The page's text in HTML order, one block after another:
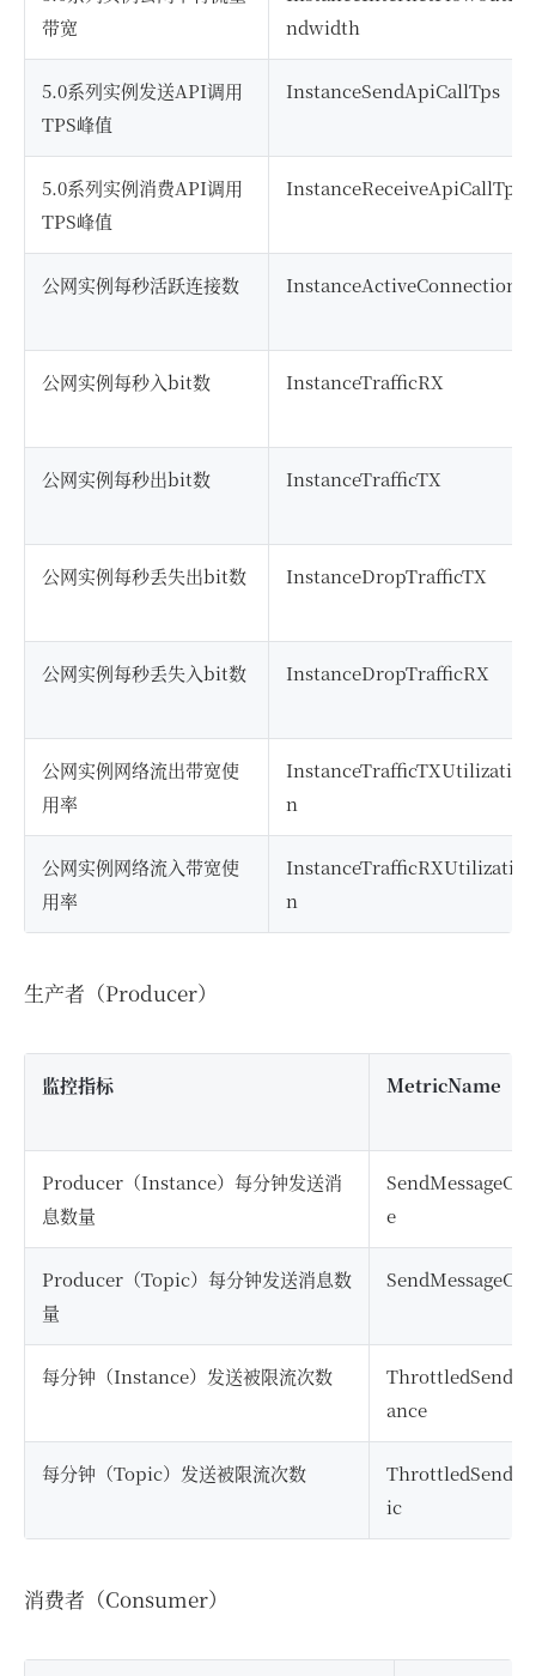
带宽
ndwidth
5.0系列实例发送API调用
TPS峰值
InstanceSendApiCallTps
5.0系列实例消费API调用
TPS峰值
InstanceReceiveApiCallTps
公网实例每秒活跃连接数 InstanceActiveConnection
公网实例每秒入bit数 InstanceTrafficRX
公网实例每秒出bit数 InstanceTrafficTX
公网实例每秒丢失出bit数 InstanceDropTrafficTX
公网实例每秒丢失入bit数 InstanceDropTrafficRX
公网实例网络流出带宽使
用率
InstanceTrafficTXUtilizatio
n
公网实例网络流入带宽使
用率
InstanceTrafficRXUtilizatio
n
生产者（Producer）
监控指标 MetricName
Producer（Instance）每分钟发送消
息数量
e
Producer（Topic）每分钟发送消息数
量
每分钟（Instance）发送被限流次数
ance
每分钟（Topic）发送被限流次数
ic
消费者（Consumer）